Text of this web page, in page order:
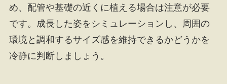
め、配管や基礎の近くに植える場合は注意が必要
です。成長した姿をシミュレーションし、周囲の
環境と調和するサイズ感を維持できるかどうかを
冷静に判断しましょう。